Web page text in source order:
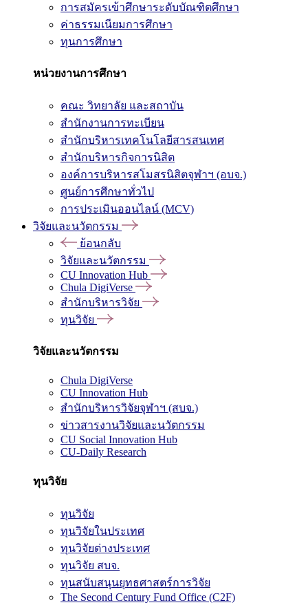
การสมัครเข้าศึกษาระดับบัณฑิตศึกษา
ค่าธรรมเนียมการศึกษา
ทุนการศึกษา
หน่วยงานการศึกษา
คณะ วิทยาลัย และสถาบัน
สำนักงานการทะเบียน
สำนักบริหารเทคโนโลยีสารสนเทศ
สำนักบริหารกิจการนิสิต
องค์การบริหารสโมสรนิสิตจุฬาฯ (อบจ.)
ศูนย์การศึกษาทั่วไป
การประเมินออนไลน์ (MCV)
วิจัยและนวัตกรรม
ย้อนกลับ
วิจัยและนวัตกรรม
CU Innovation Hub
Chula DigiVerse
สำนักบริหารวิจัย
ทุนวิจัย
วิจัยและนวัตกรรม
Chula DigiVerse
CU Innovation Hub
สำนักบริหารวิจัยจุฬาฯ (สบจ.)
ข่าวสารงานวิจัยและนวัตกรรม
CU Social Innovation Hub
CU-Daily Research
ทุนวิจัย
ทุนวิจัย
ทุนวิจัยในประเทศ
ทุนวิจัยต่างประเทศ
ทุนวิจัย สบจ.
ทุนสนับสนุนยุทธศาสตร์การวิจัย
The Second Century Fund Office (C2F)